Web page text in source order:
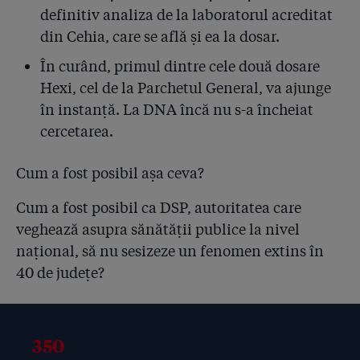
SRI a știut de loturile Hexi cu probleme și de licitațiile
trucate în favoarea liderului mondial Anios. SRI: "Am
informat decidenții legali despre calitatea
necorespunzătoare a dezinfectanților!"
Frankfurter Allgemeine Zeitung despre criza
dezinfectanților din România: ”Cercetările de luni de
zile ale jurnaliștilor de la Gazeta Sporturilor au
Sănătății pentru că a acoperit dezinfectanții diluați
de la Hexi Pharma. Francezii descoperiseră încă din
2012 coruperea produselor
4.18
Lecție plătită cu vieți: statul român a finanțat din
definitiv analiza de la laboratorul acreditat
din Cehia, care se află și ea la dosar.
În curând, primul dintre cele două dosare
Hexi, cel de la Parchetul General, va ajunge
în instanță. La DNA încă nu s-a încheiat
cercetarea.
Cum a fost posibil așa ceva?
Cum a fost posibil ca DSP, autoritatea care
veghează asupra sănătății publice la nivel
național, să nu sesizeze un fenomen extins în
40 de județe?
350